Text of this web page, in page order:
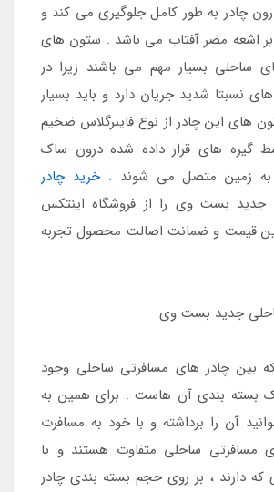
چادر به طور کامل جلوگیری می کند و
اشعه مضر آفتاب می باشد . ستون های
ساحلی بسیار مهم می باشند زیرا در
نسبتا شدید جریان دارد و باید بسیار
های این چادر از نوع فایبرگلاس ضخیم
گیره های قرار داده شده درون ساک
زمین متصل می شوند .خرید چادر
جدید بست وی را از فروشگاه اینتکس
قیمت و ضمانت اصالت محصول تجربه
جدید بست وی
بین چادر های مسافرتی ساحلی وجود
بسته بندی آن هاست . برای همین به
آن را برداشته و با خود به مسافرت
مسافرتی ساحلی متفاوت هستند و با
که دارند ، بر روی حجم بسته بندی چادر